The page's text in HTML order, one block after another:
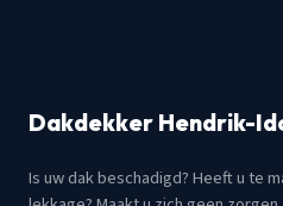
Dakdekker Hendrik-
Is uw dak beschadigd? Heeft u te